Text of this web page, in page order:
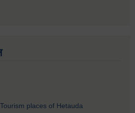
places of Hetauda